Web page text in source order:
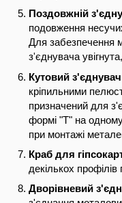
Поздовжній
подовження
Для забезпечення
з'єднувача
Кутовий з'єднувач
кріпильними
призначений для
формі "Т" на одному
при монтажі
Краб для
декількох
Дворівневий